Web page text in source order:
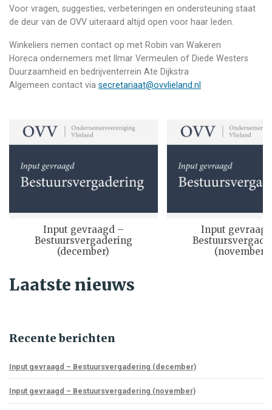
Voor vragen, suggesties, verbeteringen en ondersteuning staat
de deur van de OVV uiteraard altijd open voor haar leden.
Winkeliers nemen contact op met Robin van Wakeren
Horeca ondernemers met Ilmar Vermeulen of Diede Westers
Duurzaamheid en bedrijventerrein Ate Dijkstra
Algemeen contact via secretariaat@ovvlieland.nl
Input gevraagd –
Bestuursvergadering
(december)
Input
(november)
Laatste nieuws
Recente berichten
Input gevraagd – Bestuursvergadering (december)
Input gevraagd – Bestuursvergadering (november)